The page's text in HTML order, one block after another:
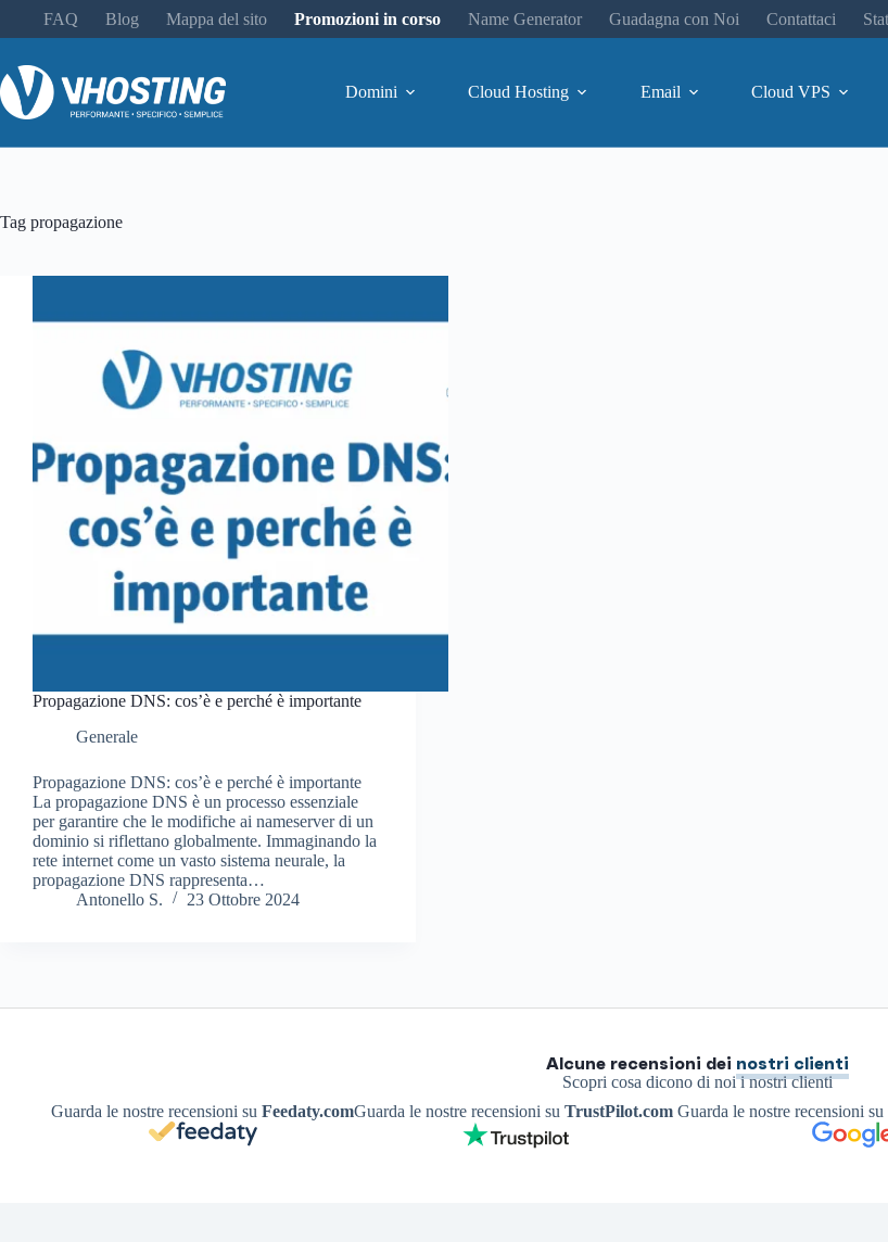
FAQ Blog Mappa del sito Promozioni in corso Name Generator Guadagna con Noi Contattaci
Domini Cloud Hosting Email Cloud VPS
Tag propagazione
Propagazione DNS: cos’è e perché è importante
Generale
Propagazione DNS: cos’è e perché è importante
La propagazione DNS è un processo essenziale
per garantire che le modifiche ai nameserver di un
dominio si riflettano globalmente. Immaginando la
rete internet come un vasto sistema neurale, la
propagazione DNS rappresenta…
Antonello S.
23 Ottobre 2024
Alcune recensioni dei nostri clienti
Scopri cosa dicono di noi i nostri clienti
Guarda le nostre recensioni suFeedaty.comGuarda le nostre recensioni suTrustPilot.com Guarda le nostre recensioni su